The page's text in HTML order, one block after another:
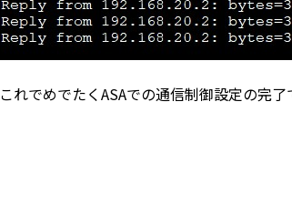
これでめでたくASAでの通信制御設定の完了